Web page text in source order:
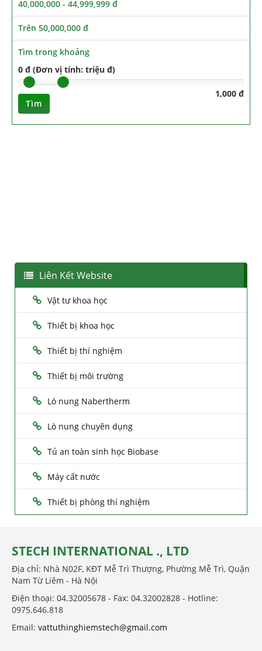
40,000,000 - 44,999,999 đ
Trên 50,000,000 đ
Tìm trong khoảng
0 đ (Đơn vị tính: triệu đ)
1,000 đ
Tìm
Liên Kết Website
Vật tư khoa học
Thiết bị khoa học
Thiết bị thí nghiệm
Thiết bị môi trường
Lò nung Nabertherm
Lò nung chuyên dụng
Tủ an toàn sinh học Biobase
Máy cất nước
Thiết bị phòng thí nghiệm
STECH INTERNATIONAL ., LTD
Địa chỉ: Nhà N02F, KĐT Mễ Trì Thượng, Phường Mễ Trì, Quận
Nam Từ Liêm - Hà Nội
Điện thoại: 04.32005678 - Fax: 04.32002828 - Hotline:
0975.646.818
Email: vattuthinghiemstech@gmail.com